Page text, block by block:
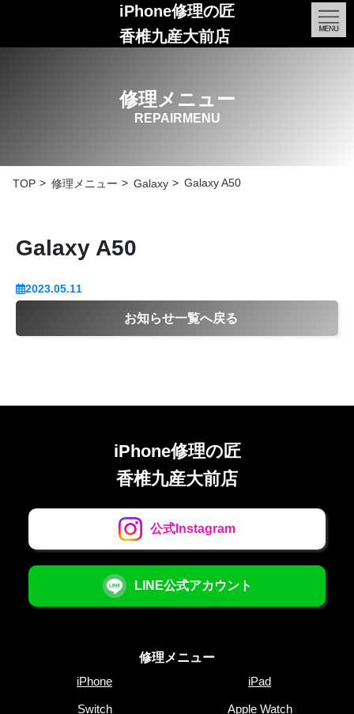
iPhone修理の匠
香椎九産大前店
修理メニュー
REPAIRMENU
TOP 修理メニュー Galaxy Galaxy A50
Galaxy A50
2023.05.11
お知らせ一覧へ戻る
iPhone修理の匠
香椎九産大前店
公式Instagram
LINE公式アカウント
修理メニュー
iPhone
iPad
Switch Apple Watch